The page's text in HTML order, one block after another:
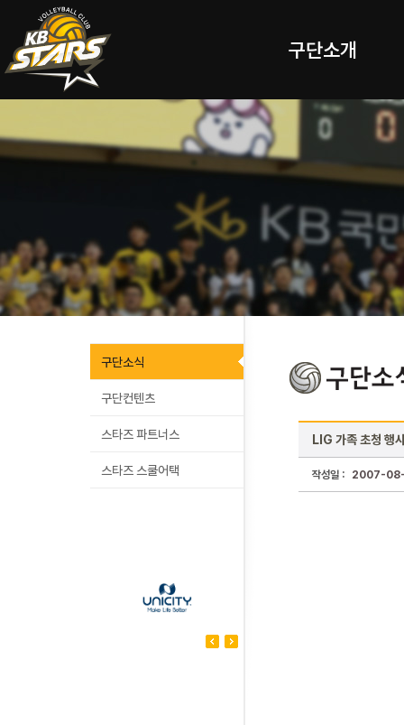
구단소개
구단소식
구단컨텐츠
스타즈 파트너스
스타즈 스쿨어택
LIG 가족 초청 행
작성일 : 2007-